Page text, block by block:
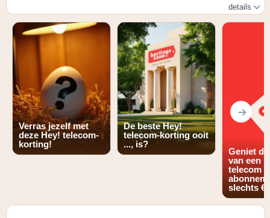
details
abonnement voor €/maand in plaats van €39
Verras jezelf met
deze Hey! telecom-
korting!
De beste Hey!
telecom-korting ooit
..., is?
Geniet
van een
telecom
slechts